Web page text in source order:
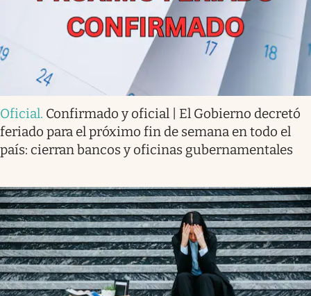
Oficial. Confirmado y oficial | El Gobierno decretó
feriado para el próximo fin de semana en todo el
país: cierran bancos y oficinas gubernamentales